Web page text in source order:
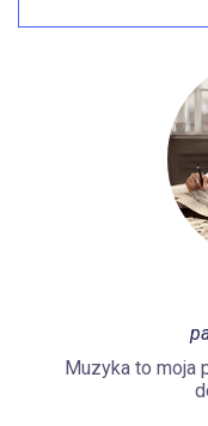
Muzyka to moja